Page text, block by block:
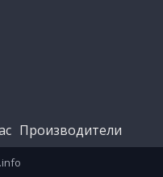
Производители